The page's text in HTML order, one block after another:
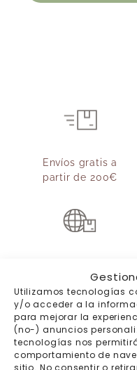
Utilizamos tecnologías
y/o acceder a la
para mejorar la
(no-) anuncios
tecnologías nos
comportamiento de
sitio. No consentir o
Envíos gratis a
partir de 200€
mundo
Destinos y precios
aquí